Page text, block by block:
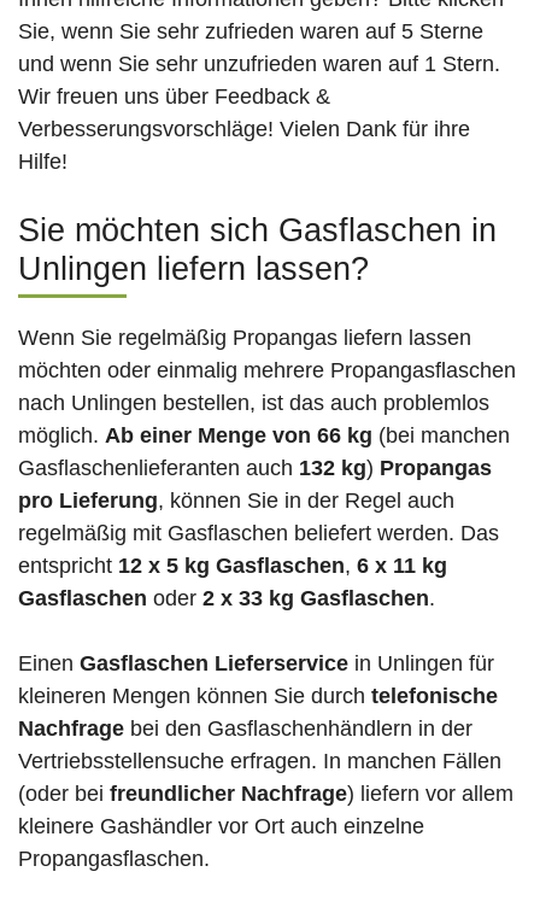
Sie, wenn Sie sehr zufrieden waren auf 5 Sterne
und wenn Sie sehr unzufrieden waren auf 1 Stern.
Wir freuen uns über Feedback &
Verbesserungsvorschläge! Vielen Dank für ihre
Hilfe!
Sie möchten sich Gasflaschen in
Unlingen liefern lassen?
Wenn Sie regelmäßig Propangas liefern lassen
möchten oder einmalig mehrere Propangasflaschen
nach Unlingen bestellen, ist das auch problemlos
möglich. Ab einer Menge von 66 kg (bei manchen
Gasflaschenlieferanten auch 132 kg) Propangas
pro Lieferung, können Sie in der Regel auch
regelmäßig mit Gasflaschen beliefert werden. Das
entspricht 12 x 5 kg Gasflaschen, 6 x 11 kg
Gasflaschen oder 2 x 33 kg Gasflaschen.
Einen Gasflaschen Lieferservice in Unlingen für
kleineren Mengen können Sie durch telefonische
Nachfrage bei den Gasflaschenhändlern in der
Vertriebsstellensuche erfragen. In manchen Fällen
(oder bei freundlicher Nachfrage) liefern vor allem
kleinere Gashändler vor Ort auch einzelne
Propangasflaschen.